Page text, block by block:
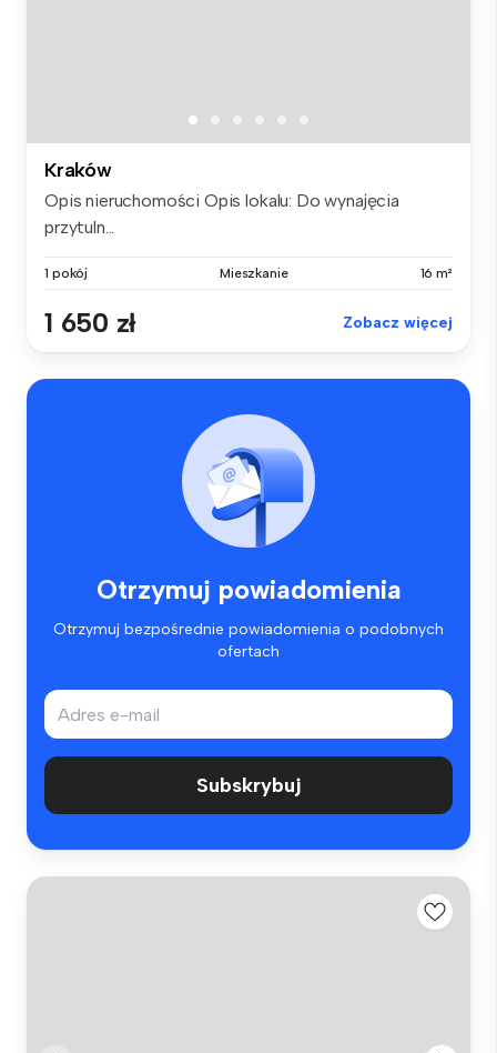
Kraków
Opis nieruchomości Opis lokalu: Do wynajęcia
przytuln...
1 pokój Mieszkanie 16 m²
1 650 zł Zobacz więcej
Otrzymuj powiadomienia
Otrzymuj bezpośrednie powiadomienia o podobnych
ofertach
Subskrybuj